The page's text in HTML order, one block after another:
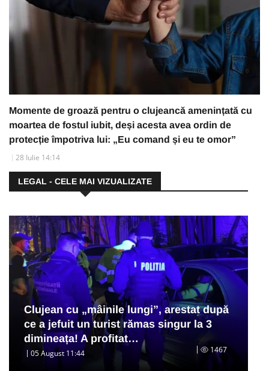
Momente de groază pentru o clujeancă amenințată cu
moartea de fostul iubit, deși acesta avea ordin de
protecție împotriva lui: „Eu comand și eu te omor”
28 Iulie 14:14
LEGAL - CELE MAI VIZUALIZATE
Clujean cu „mâinile lungi”, arestat după
ce a jefuit un turist rămas singur la 3
dimineața! A profitat…
05 August 11:44 1467